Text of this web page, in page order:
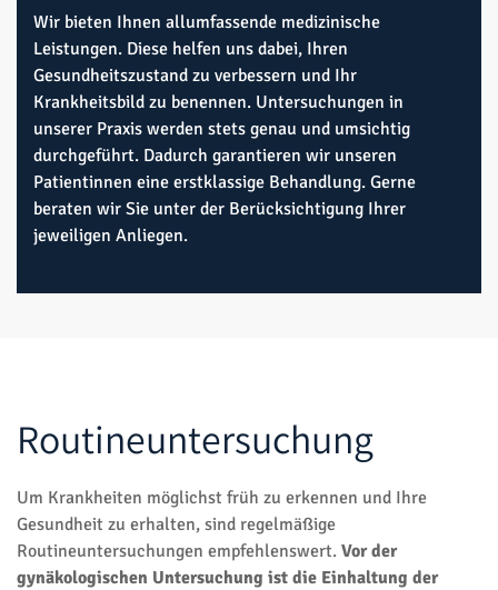
Wir bieten Ihnen allumfassende medizinische
Leistungen. Diese helfen uns dabei, Ihren
Gesundheitszustand zu verbessern und Ihr
Krankheitsbild zu benennen. Untersuchungen in
unserer Praxis werden stets genau und umsichtig
durchgeführt. Dadurch garantieren wir unseren
Patientinnen eine erstklassige Behandlung. Gerne
beraten wir Sie unter der Berücksichtigung Ihrer
jeweiligen Anliegen.
Routineuntersuchung
Um Krankheiten möglichst früh zu erkennen und Ihre
Gesundheit zu erhalten, sind regelmäßige
Routineuntersuchungen empfehlenswert. Vor der
gynäkologischen Untersuchung ist die Einhaltung der